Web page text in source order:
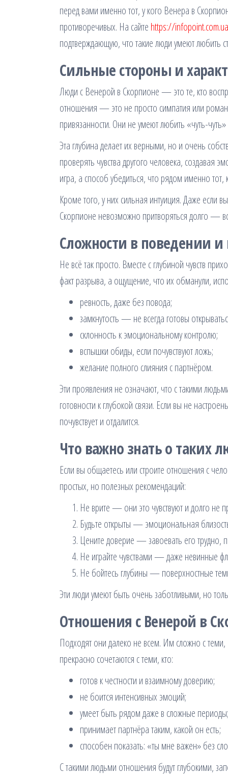
перед вами именно тот, у кого Венера в
противоречивых. На сайте https://
подтверждающую, что такие люди умеют любить
Сильные стороны и
Люди с Венерой в Скорпионе — это те, кто
отношения — это не просто симпатия или
привязанности. Они не умеют любить «чуть-
Эта глубина делает их верными, но и очень
проверять чувства другого человека,
игра, а способ убедиться, что рядом именно
Кроме того, у них сильная интуиция. Даже если
Скорпионе невозможно притворяться долго —
Сложности в поведении
Не всё так просто. Вместе с глубиной чувств
факт разрыва, а ощущение, что их обманули,
ревность, даже без повода;
замкнутость — не всегда готовы
склонность к эмоциональному контролю;
вспышки обиды, если почувствуют ложь;
желание полного слияния с партнёром.
Эти проявления не означают, что с такими
готовности к глубокой связи. Если вы не
почувствует и отдалится.
Что важно знать о таких
Если вы общаетесь или строите отношения с
простых, но полезных рекомендаций:
Не врите — они это чувствуют и долго не
Будьте открыты — эмоциональная
Цените доверие — завоевать его трудно,
Не играйте чувствами — даже невинные
Не бойтесь глубины — поверхностные
Эти люди умеют быть очень заботливыми, но
Отношения с Венерой в
Подходят они далеко не всем. Им сложно с теми,
прекрасно сочетаются с теми, кто:
готов к честности и взаимному доверию;
не боится интенсивных эмоций;
умеет быть рядом даже в сложные периоды;
принимает партнёра таким, какой он есть;
способен показать: «ты мне важен» без
С такими людьми отношения будут глубокими,